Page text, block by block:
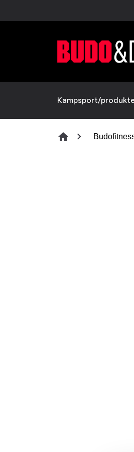
Kampsport/
home chevron_right